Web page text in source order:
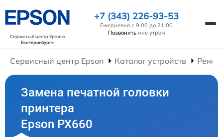
Сервисный центр Epsonв
Екатеринбурге
+7 (343) 226-93-53
Ежедневно с 9:00 до 21:00
Позвонить мне утром
Сервисный центр Epson Каталог устройств
Замена печатной головки
принтера
Epson PX660